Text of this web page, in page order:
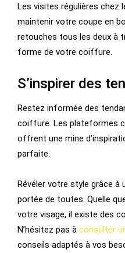
Les visites régulières
maintenir votre coupe en
retouches tous les deux à
forme de votre coiffure.
S’inspirer des
Restez informée des
coiffure. Les plateformes
offrent une mine
parfaite.
Révéler votre style grâce
portée de toutes. Quelle
votre visage, il existe des
N’hésitez pas à consulter
conseils adaptés à vos